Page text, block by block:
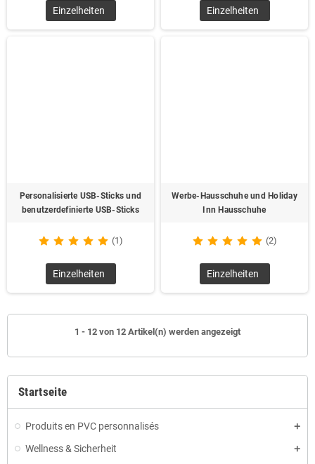
Startseite
Produits en PVC personnalisés
Wellness & Sicherheit
Einzelheiten Einzelheiten
Personalisierte USB-Sticks und
benutzerdefinierte USB-Sticks
(1)
Einzelheiten
Werbe-Hausschuhe und Holiday
Inn Hausschuhe
(2)
Einzelheiten
1 - 12 von 12 Artikel(n) werden angezeigt